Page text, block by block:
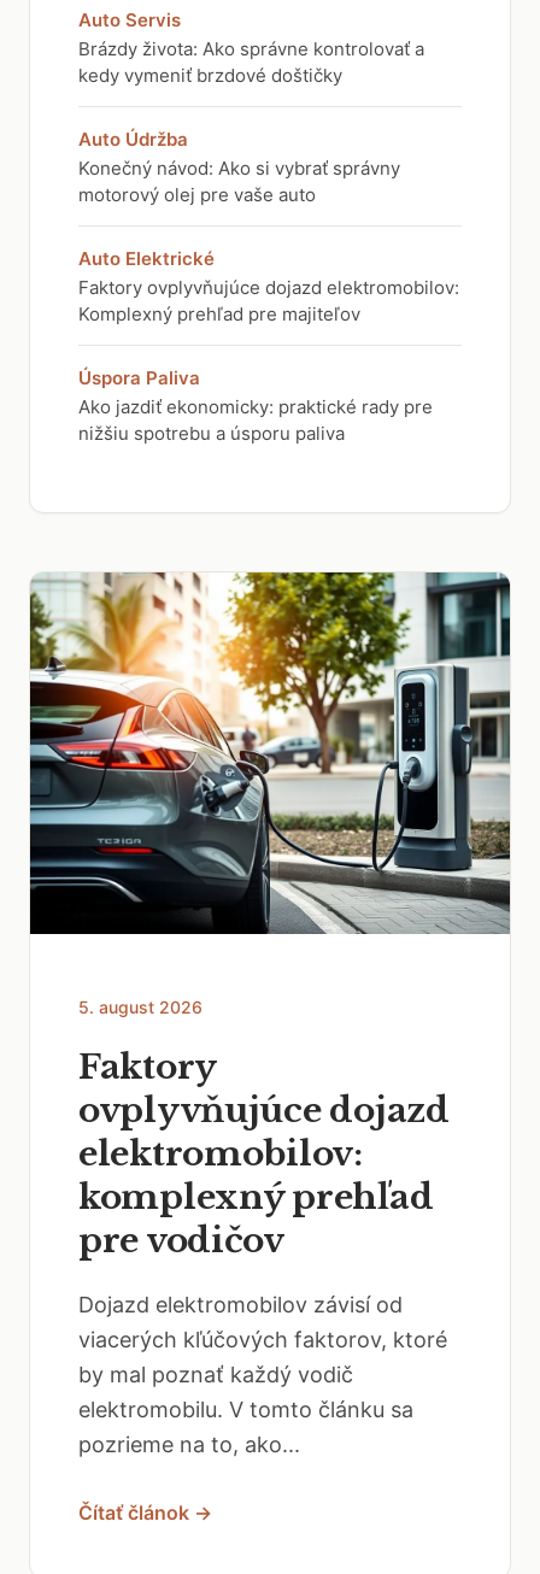
Auto Servis
Brázdy života: Ako správne kontrolovať a
kedy vymeniť brzdové doštičky
Auto Údržba
Konečný návod: Ako si vybrať správny
motorový olej pre vaše auto
Auto Elektrické
Faktory ovplyvňujúce dojazd elektromobilov:
Komplexný prehľad pre majiteľov
Úspora Paliva
Ako jazdiť ekonomicky: praktické rady pre
nižšiu spotrebu a úsporu paliva
5. august 2026
Faktory
ovplyvňujúce dojazd
elektromobilov:
komplexný prehľad
pre vodičov
Dojazd elektromobilov závisí od
viacerých kľúčových faktorov, ktoré
by mal poznať každý vodič
elektromobilu. V tomto článku sa
pozrieme na to, ako...
Čítať článok →